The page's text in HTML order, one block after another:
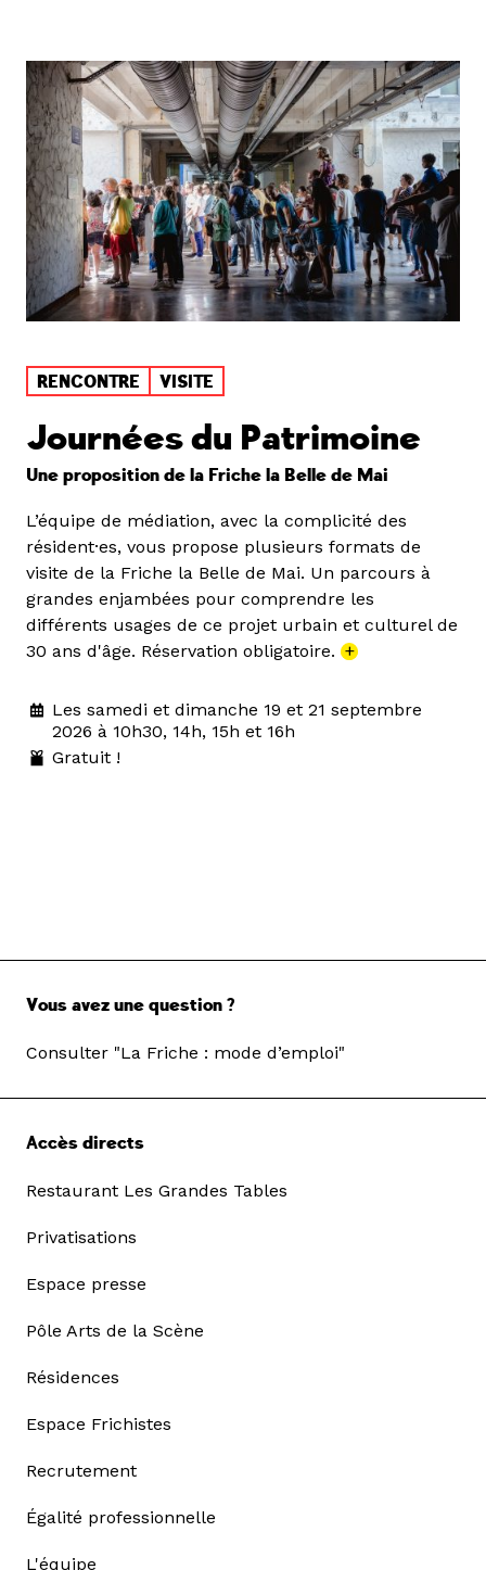
RENCONTRE VISITE
Journées du Patrimoine
Une proposition de la Friche la Belle de Mai
L’équipe de médiation, avec la complicité des
résident·es, vous propose plusieurs formats de
visite de la Friche la Belle de Mai. Un parcours à
grandes enjambées pour comprendre les
différents usages de ce projet urbain et culturel de
30 ans d'âge. Réservation obligatoire. +
Les samedi et dimanche 19 et 21 septembre
2026 à 10h30, 14h, 15h et 16h
Gratuit !
Vous avez une question ?
Consulter "La Friche : mode d’emploi"
Accès directs
Restaurant Les Grandes Tables
Privatisations
Espace presse
Pôle Arts de la Scène
Résidences
Espace Frichistes
Recrutement
Égalité professionnelle
L'équipe